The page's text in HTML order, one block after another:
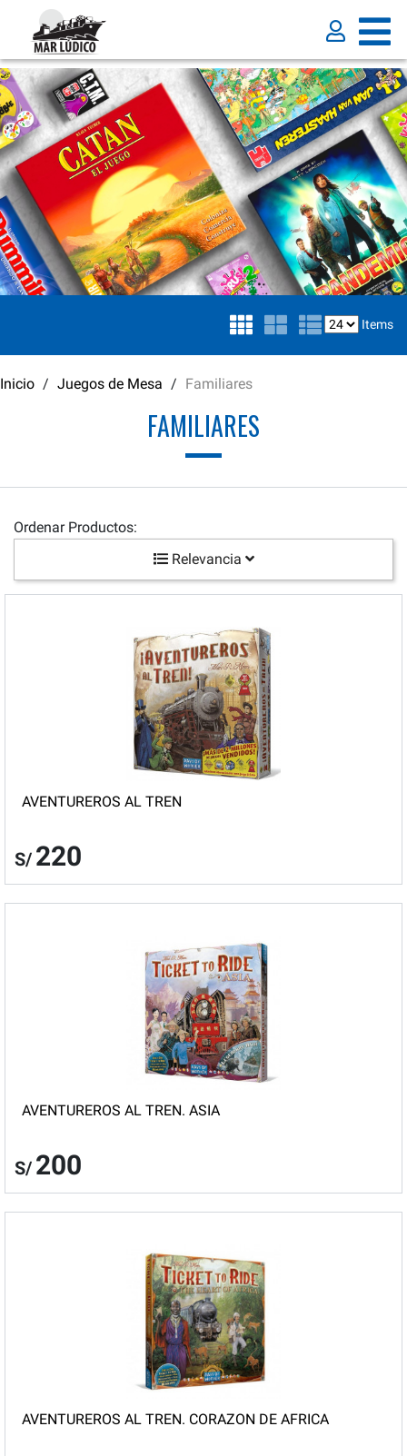
Items
Inicio Juegos de Mesa Familiares
FAMILIARES
Ordenar Productos:
Relevancia
AVENTUREROS AL TREN
S/ 220
AVENTUREROS AL TREN. ASIA
S/ 200
AVENTUREROS AL TREN. CORAZON DE AFRICA